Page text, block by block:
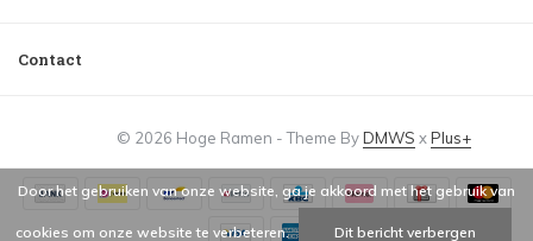
Contact
© 2026 Hoge Ramen - Theme ByDMWS xPlus+
Door het gebruiken van onze website, ga je akkoord met het gebruik van
cookies om onze website te verbeteren. Dit bericht verbergen